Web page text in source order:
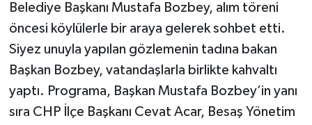
Belediye Başkanı Mustafa Bozbey, alım töreni
öncesi köylülerle bir araya gelerek sohbet etti.
Siyez unuyla yapılan gözlemenin tadına bakan
Başkan Bozbey, vatandaşlarla birlikte kahvaltı
yaptı. Programa, Başkan Mustafa Bozbey’in yanı
sıra CHP İlçe Başkanı Cevat Acar, Besaş Yönetim